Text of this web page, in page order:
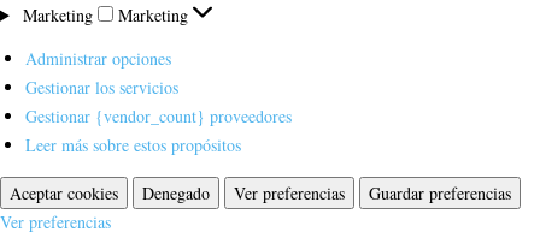
Marketing
Marketing
Administrar opciones
Gestionar los servicios
Gestionar {vendor_count} proveedores
Leer más sobre estos propósitos
Aceptar cookies Denegado Ver preferencias
Guardar preferencias
Ver preferencias